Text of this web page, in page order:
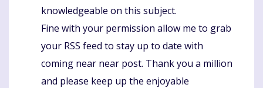
knowledgeable on this subject.
Fine with your permission allow me to grab
your RSS feed to stay up to date with
coming near near post. Thank you a million
and please keep up the enjoyable